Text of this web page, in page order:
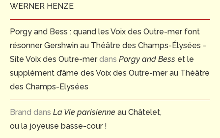
WERNER HENZE
Porgy and Bess : quand les Voix des Outre-mer font
résonner Gershwin au Théâtre des Champs-Élysées -
Site Voix des Outre-merdans Porgy and Bess et le
supplément d’âme des Voix des Outre-mer au Théâtre
des Champs-Elysées
Brand dans La Vie parisienne au Châtelet,
ou la joyeuse basse-cour !